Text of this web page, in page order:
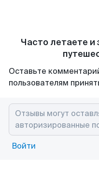
Часто летаете и
Оставьте
пользователям
Войти